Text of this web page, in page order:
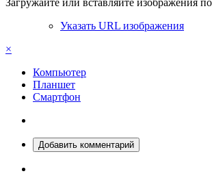
Загружайте или вставляйте изображения
Указать URL изображения
×
Компьютер
Планшет
Смартфон
Добавить комментарий